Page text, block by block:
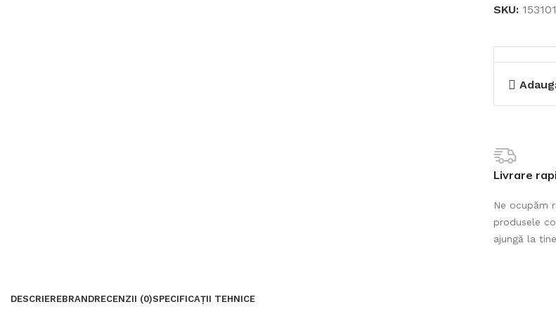
SKU:
Livrare
Ne ocupăm
produsele
ajungă la
DESCRIEREBRANDRECENZII (0)SPECIFICAȚII TEHNICE